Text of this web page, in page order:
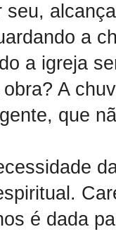
seu,
a
a igreja
A
que
é dada